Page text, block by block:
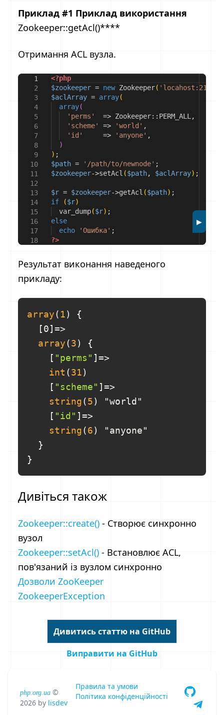
Приклад #1 Приклад використання
Zookeeper::getAcl()****
Отримання ACL вузла.
1
2
3
4
5
6
7
8
9
10
11
12
13
14
15
16
17
18
<?php
$zookeeper = newZookeeper( 'locahost:2181'
$aclArray = array(
array(
'perms'
=> Zookeeper:: PERM_ALL ,
'scheme'
=> 'world' ,
'id'
=> 'anyone' ,
)
) ;
$path = '/path/to/newnode' ;
$zookeeper->setAcl ($path, $aclArray) ;
$r = $zookeeper->getAcl ($path) ;
if
($r)
var_dump($r) ;
else
echo
'Ошибка' ;
?>
▶
Результат виконання наведеного
прикладу:
array( 1) {
[0] =>
array(3) {
[ "perms" ] =>
int (31)
[ "scheme" ] =>
string(5) "world"
[ "id" ] =>
string(6) "anyone"
  }
Дивіться також
Zookeeper::create() - Створює синхронно
вузол
Zookeeper::setAcl() - Встановлює ACL,
пов'язаний із вузлом синхронно
Дозволи ZooKeeper
ZookeeperException
Дивитись статтю на GitHub
Виправити на GitHub
php.org.ua ©
2026 by lisdev
Правила та умови
Політика конфіденційності